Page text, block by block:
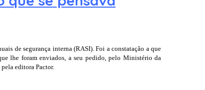
de segurança interna (RASI). Foi a constatação a que
lhe foram enviados, a seu pedido, pelo Ministério da
editora Pactor.